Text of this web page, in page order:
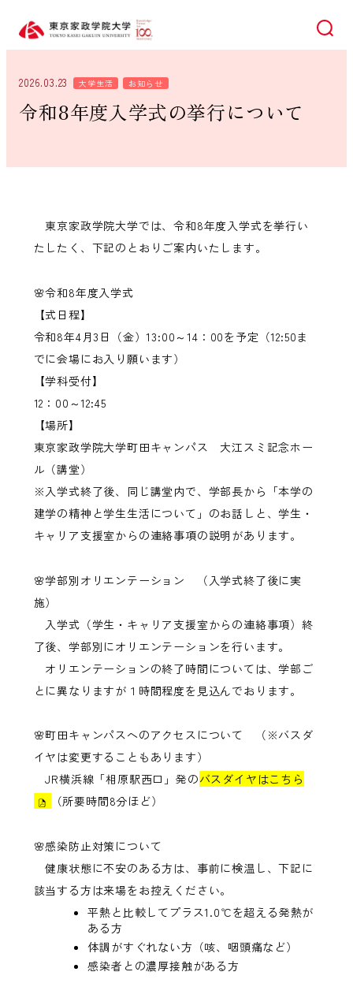
検索
2026.03.23 大学生活 お知らせ
令和8年度入学式の挙行について
東京家政学院大学では、令和8年度入学式を挙行い
たしたく、下記のとおりご案内いたします。
🌸令和8年度入学式
【式日程】
令和8年4月3日（金）13:00～14：00を予定（12:50ま
でに会場にお入り願います）
【学科受付】
12：00～12:45
【場所】
東京家政学院大学町田キャンパス 大江スミ記念ホー
ル（講堂）
※入学式終了後、同じ講堂内で、学部長から「本学の
建学の精神と学生生活について」のお話しと、学生・
キャリア支援室からの連絡事項の説明があります。
🌸学部別オリエンテーション （入学式終了後に実
施）
入学式（学生・キャリア支援室からの連絡事項）終
了後、学部別にオリエンテーションを行います。
オリエンテーションの終了時間については、学部ご
とに異なりますが１時間程度を見込んでおります。
🌸町田キャンパスへのアクセスについて （※バスダ
イヤは変更することもあります）
JR横浜線「相原駅西口」発のバスダイヤはこちら
（所要時間8分ほど）
🌸感染防止対策について
健康状態に不安のある方は、事前に検温し、下記に
該当する方は来場をお控えください。
平熱と比較してプラス1.0℃を超える発熱が
ある方
体調がすぐれない方（咳、咽頭痛など）
感染者との濃厚接触がある方